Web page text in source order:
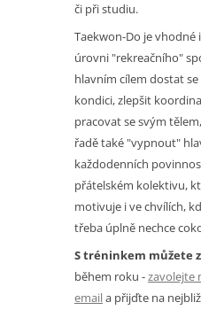
či při studiu.
Taekwon-Do je vhodné
úrovni "rekreačního"
hlavním cílem dostat
kondici, zlepšit
pracovat se svým
řadě také "vypnout"
každodenních
přátelském kolektivu,
motivuje i ve chvílích,
třeba úplně nechce
S tréninkem můžete
během roku -zavolejte
emaila přijďte na